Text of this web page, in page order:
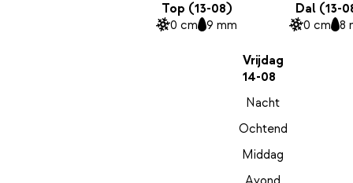
Top (13-08)
0 cm 9 mm
Dal (13-
0 cm 8
Vrijdag
14-08
Nacht
Ochtend
Middag